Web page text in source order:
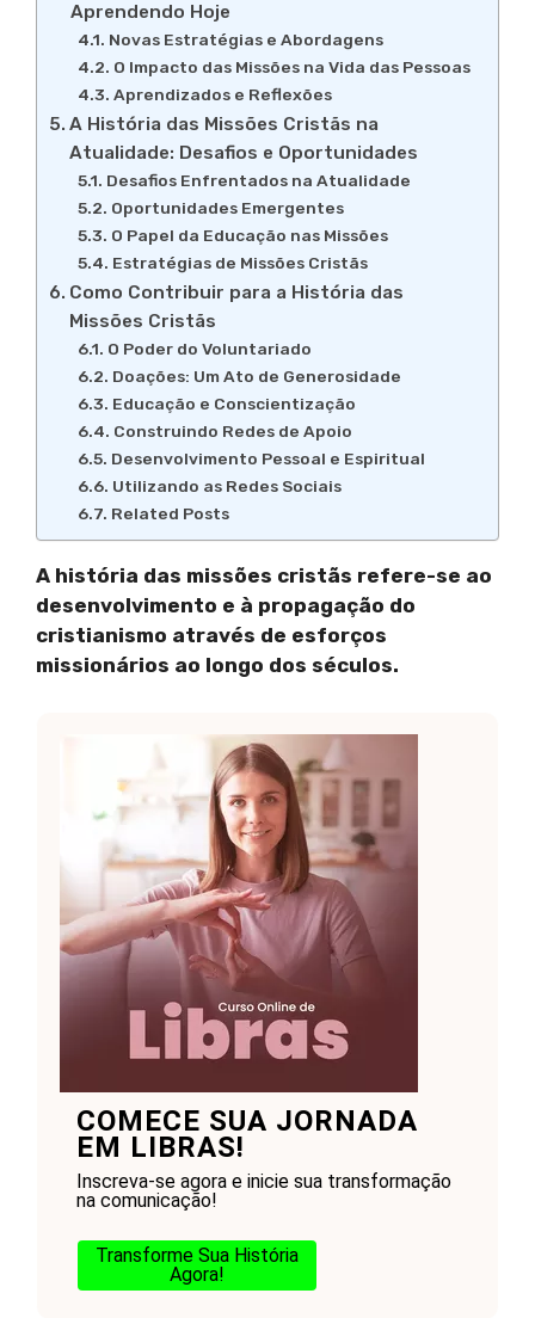
Aprendendo Hoje
Novas Estratégias e Abordagens
O Impacto das Missões na Vida das Pessoas
Aprendizados e Reflexões
A História das Missões Cristãs na
Atualidade: Desafios e Oportunidades
Desafios Enfrentados na Atualidade
Oportunidades Emergentes
O Papel da Educação nas Missões
Estratégias de Missões Cristãs
Como Contribuir para a História das
Missões Cristãs
O Poder do Voluntariado
Doações: Um Ato de Generosidade
Educação e Conscientização
Construindo Redes de Apoio
Desenvolvimento Pessoal e Espiritual
Utilizando as Redes Sociais
Related Posts
A história das missões cristãs refere-se ao
desenvolvimento e à propagação do
cristianismo através de esforços
missionários ao longo dos séculos.
COMECE SUA JORNADA
EM LIBRAS!
Inscreva-se agora e inicie sua transformação
na comunicação!
Transforme Sua História
Agora!